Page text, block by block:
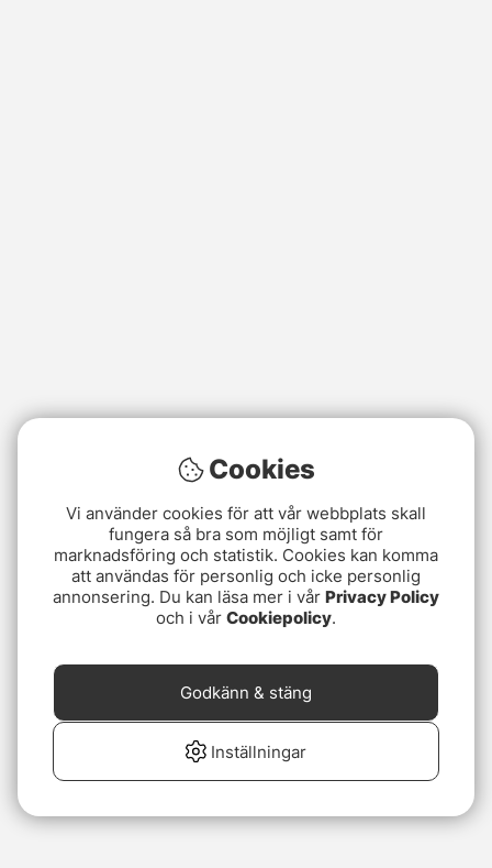
Cookies
Vi använder cookies för att vår webbplats skall
fungera så bra som möjligt samt för
marknadsföring och statistik. Cookies kan komma
att användas för personlig och icke personlig
annonsering. Du kan läsa mer i vår Privacy Policy
och i vår Cookiepolicy.
Inställningar
Godkänn & stäng